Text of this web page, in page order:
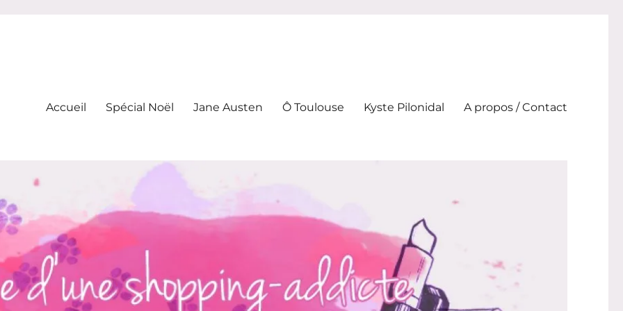
Accueil Spécial Noël Jane Austen Ô Toulouse Kyste Pilonidal A propos / Contact